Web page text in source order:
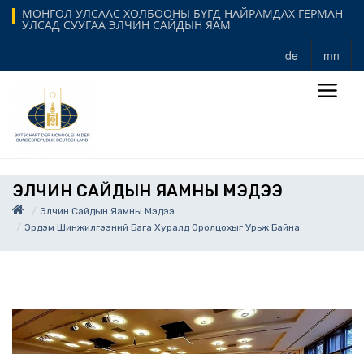
МОНГОЛ УЛСААС ХОЛБООНЫ БҮГД НАЙРАМДАХ ГЕРМАН
УЛСАД СУУГАА ЭЛЧИН САЙДЫН ЯАМ
de mn
ЭЛЧИН САЙДЫН ЯАМНЫ МЭДЭЭ
Элчин Сайдын Яамны Мэдээ
Эрдэм Шинжилгээний Бага Хуралд Оролцохыг Урьж Байна